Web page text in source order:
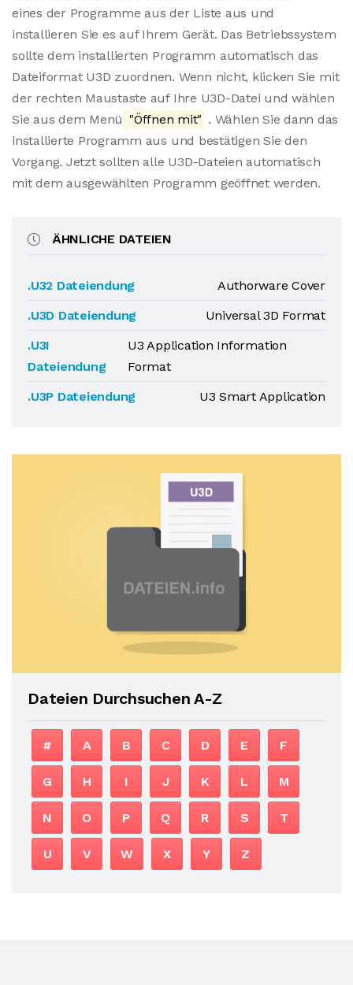
eines der Programme aus der Liste aus und
installieren Sie es auf Ihrem Gerät. Das Betriebssystem
sollte dem installierten Programm automatisch das
Dateiformat U3D zuordnen. Wenn nicht, klicken Sie mit
der rechten Maustaste auf Ihre U3D-Datei und wählen
Sie aus dem Menü "Öffnen mit" . Wählen Sie dann das
installierte Programm aus und bestätigen Sie den
Vorgang. Jetzt sollten alle U3D-Dateien automatisch
mit dem ausgewählten Programm geöffnet werden.
ÄHNLICHE DATEIEN
.U32 Dateiendung
Authorware Cover
.U3D Dateiendung
Universal 3D Format
.U3I
Dateiendung
U3 Application Information
Format
.U3P Dateiendung
U3 Smart Application
Dateien Durchsuchen A-Z
# A B C D E F
G H I J K L M
N O P Q R S T
U V W X Y Z